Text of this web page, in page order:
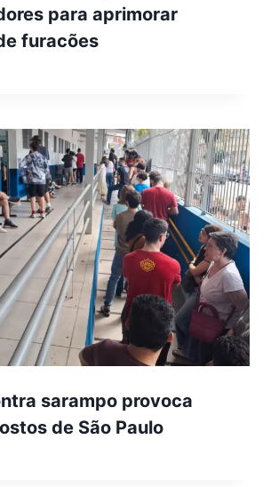
para aprimorar
furacões
sarampo provoca
de São Paulo